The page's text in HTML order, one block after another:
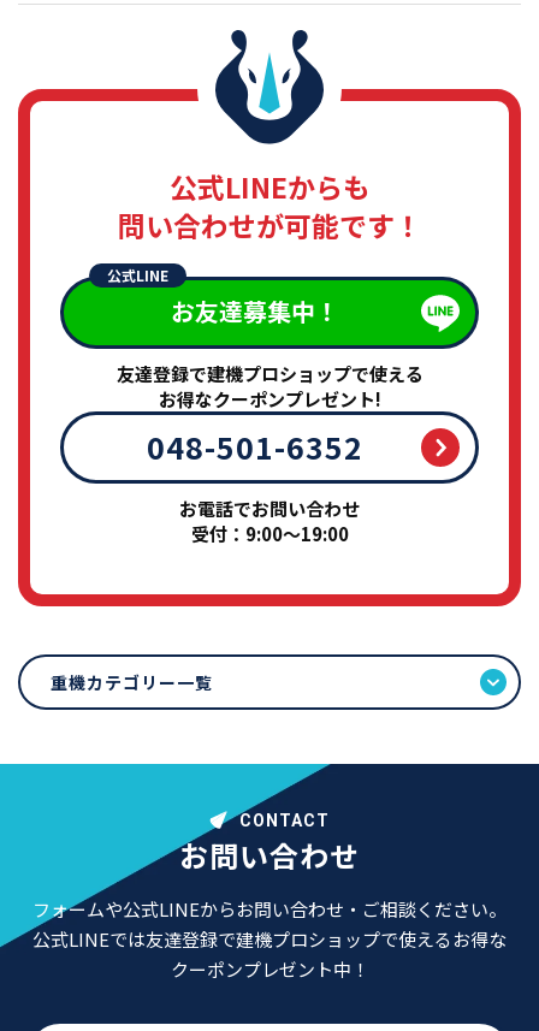
公式LINEからも
問い合わせが可能です！
公式LINE
お友達募集中！
友達登録で建機プロショップで使える
お得なクーポンプレゼント!
048-501-6352
お電話でお問い合わせ
受付：9:00～19:00
重機カテゴリー一覧
CONTACT
お問い合わせ
フォームや公式LINEからお問い合わせ・ご相談ください。
公式LINEでは友達登録で建機プロショップで使えるお得な
クーポンプレゼント中！